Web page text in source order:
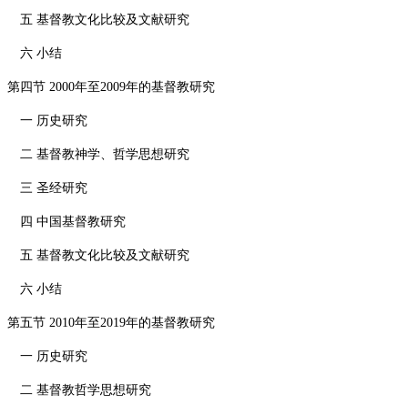
五 基督教文化比较及文献研究
六 小结
第四节 2000年至 2009年的基督教研究
一 历史研究
二 基督教神学、哲学思想研究
三 圣经研究
四 中国基督教研究
五 基督教文化比较及文献研究
六 小结
第五节 2010年至 2019年的基督教研究
一 历史研究
二 基督教哲学思想研究